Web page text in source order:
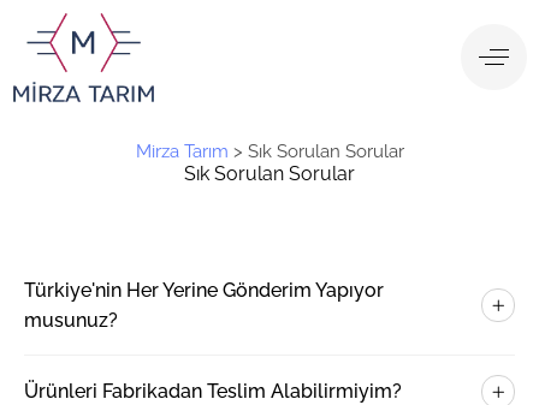
Mirza Tarım > Sık Sorulan Sorular
Sık Sorulan Sorular
Türkiye'nin Her Yerine Gönderim Yapıyor
musunuz?
Ürünleri Fabrikadan Teslim Alabilirmiyim?